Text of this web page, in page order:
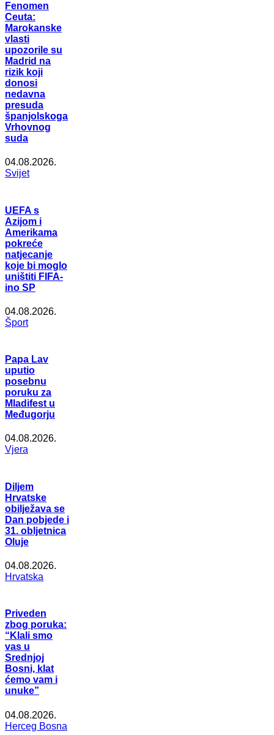
Fenomen
Ceuta:
Marokanske
vlasti
upozorile su
Madrid na
rizik koji
donosi
nedavna
presuda
španjolskoga
Vrhovnog
suda
04.08.2026.
Svijet
UEFA s
Azijom i
Amerikama
pokreće
natjecanje
koje bi moglo
uništiti FIFA-
ino SP
04.08.2026.
Šport
Papa Lav
uputio
posebnu
poruku za
Mladifest u
Međugorju
04.08.2026.
Vjera
Diljem
Hrvatske
obilježava se
Dan pobjede i
31. obljetnica
Oluje
04.08.2026.
Hrvatska
Priveden
zbog poruka:
“Klali smo
vas u
Srednjoj
Bosni, klat
ćemo vam i
unuke”
04.08.2026.
Herceg Bosna